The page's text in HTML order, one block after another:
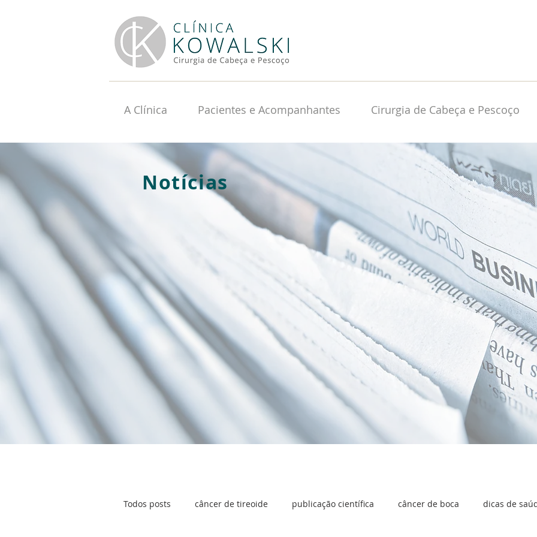
A Clínica Pacientes e Acompanhantes Cirurgia de Cabeça e Pescoço
Notícias
Todos posts câncer de tireoide publicação científica câncer de boca dicas de